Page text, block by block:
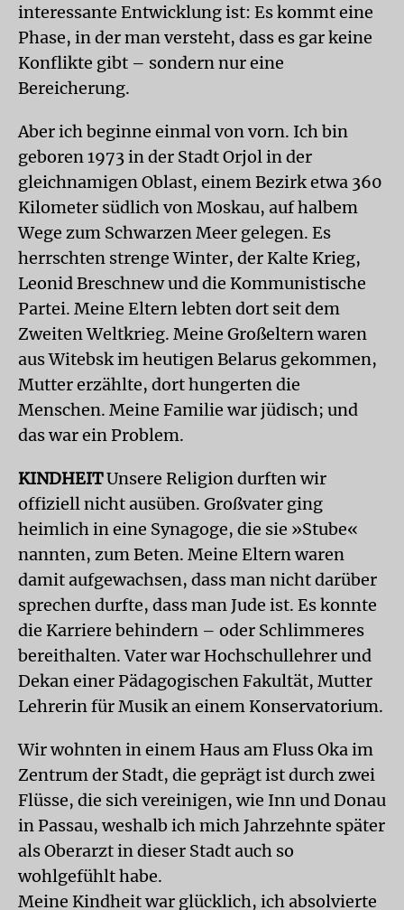
interessante Entwicklung ist: Es kommt eine
Phase, in der man versteht, dass es gar keine
Konflikte gibt – sondern nur eine
Bereicherung.
Aber ich beginne einmal von vorn. Ich bin
geboren 1973 in der Stadt Orjol in der
gleichnamigen Oblast, einem Bezirk etwa 360
Kilometer südlich von Moskau, auf halbem
Wege zum Schwarzen Meer gelegen. Es
herrschten strenge Winter, der Kalte Krieg,
Leonid Breschnew und die Kommunistische
Partei. Meine Eltern lebten dort seit dem
Zweiten Weltkrieg. Meine Großeltern waren
aus Witebsk im heutigen Belarus gekommen,
Mutter erzählte, dort hungerten die
Menschen. Meine Familie war jüdisch; und
das war ein Problem.
KINDHEITUnsere Religion durften wir
offiziell nicht ausüben. Großvater ging
heimlich in eine Synagoge, die sie »Stube«
nannten, zum Beten. Meine Eltern waren
damit aufgewachsen, dass man nicht darüber
sprechen durfte, dass man Jude ist. Es konnte
die Karriere behindern – oder Schlimmeres
bereithalten. Vater war Hochschullehrer und
Dekan einer Pädagogischen Fakultät, Mutter
Lehrerin für Musik an einem Konservatorium.
Wir wohnten in einem Haus am Fluss Oka im
Zentrum der Stadt, die geprägt ist durch zwei
Flüsse, die sich vereinigen, wie Inn und Donau
in Passau, weshalb ich mich Jahrzehnte später
als Oberarzt in dieser Stadt auch so
wohlgefühlt habe.
Meine Kindheit war glücklich, ich absolvierte